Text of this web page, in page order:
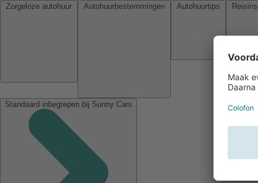
Standaard inbegrepen bij Sunny Cars